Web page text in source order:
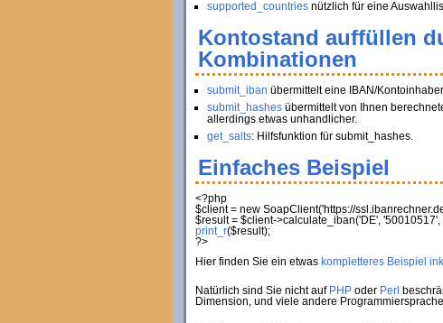
supported_countriesnützlich für eine
Kontostand auffüllen
Kombinationen
submit_iban übermittelt eine IBAN/
submit_hashesübermittelt von Ihnen
allerdings etwas unhandlicher.
get_salts: Hilfsfunktion für submit_hashes.
Einfaches Beispiel
<?php
$client= newSoapClient('https://
$result= $client->calculate_iban('DE', '50010517',
print_r($result);
?>
Hier finden Sie ein etwas kompletteres Beispiel
Natürlich sind Sie nicht auf PHPoder Perl
Dimension, und viele andere